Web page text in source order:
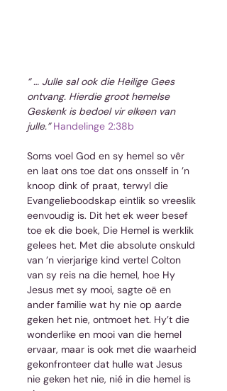
“ … Julle sal ook die Heilige Gees
ontvang. Hierdie groot hemelse
Geskenk is bedoel vir elkeen van
julle.” Handelinge 2:38b
Soms voel God en sy hemel so vêr
en laat ons toe dat ons onsself in ’n
knoop dink of praat, terwyl die
Evangelieboodskap eintlik so vreeslik
eenvoudig is. Dit het ek weer besef
toe ek die boek, Die Hemel is werklik
gelees het. Met die absolute onskuld
van ’n vierjarige kind vertel Colton
van sy reis na die hemel, hoe Hy
Jesus met sy mooi, sagte oë en
ander familie wat hy nie op aarde
geken het nie, ontmoet het. Hy’t die
wonderlike en mooi van die hemel
ervaar, maar is ook met die waarheid
gekonfronteer dat hulle wat Jesus
nie geken het nie, nié in die hemel is